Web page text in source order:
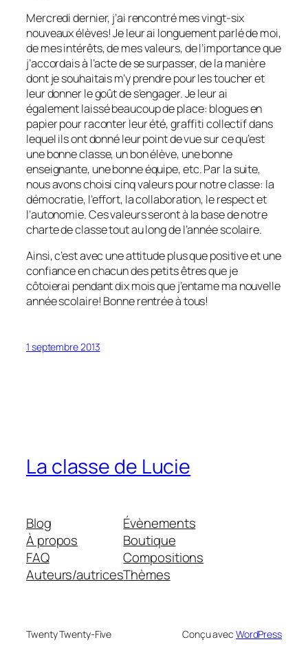
Mercredi dernier, j’ai rencontré mes vingt-six
nouveaux élèves! Je leur ai longuement parlé de moi,
de mes intérêts, de mes valeurs, de l’importance que
j’accordais à l’acte de se surpasser, de la manière
dont je souhaitais m’y prendre pour les toucher et
leur donner le goût de s’engager. Je leur ai
également laissé beaucoup de place: blogues en
papier pour raconter leur été, graffiti collectif dans
lequel ils ont donné leur point de vue sur ce qu’est
une bonne classe, un bon élève, une bonne
enseignante, une bonne équipe, etc. Par la suite,
nous avons choisi cinq valeurs pour notre classe: la
démocratie, l’effort, la collaboration, le respect et
l’autonomie. Ces valeurs seront à la base de notre
charte de classe tout au long de l’année scolaire.
Ainsi, c’est avec une attitude plus que positive et une
confiance en chacun des petits êtres que je
côtoierai pendant dix mois que j’entame ma nouvelle
année scolaire! Bonne rentrée à tous!
1 septembre 2013
La classe de Lucie
Blog
À propos
FAQ
Auteurs/autrices
Évènements
Boutique
Compositions
Thèmes
Twenty Twenty-Five Conçu avec WordPress